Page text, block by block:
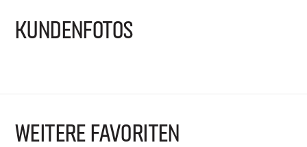
KUNDENFOTOS
WEITERE FAVORITEN